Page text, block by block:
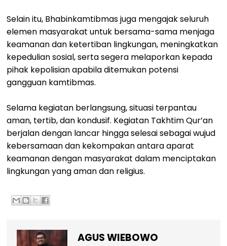
Selain itu, Bhabinkamtibmas juga mengajak seluruh
elemen masyarakat untuk bersama-sama menjaga
keamanan dan ketertiban lingkungan, meningkatkan
kepedulian sosial, serta segera melaporkan kepada
pihak kepolisian apabila ditemukan potensi
gangguan kamtibmas.
Selama kegiatan berlangsung, situasi terpantau
aman, tertib, dan kondusif. Kegiatan Takhtim Qur’an
berjalan dengan lancar hingga selesai sebagai wujud
kebersamaan dan kekompakan antara aparat
keamanan dengan masyarakat dalam menciptakan
lingkungan yang aman dan religius.
AGUS WIEBOWO